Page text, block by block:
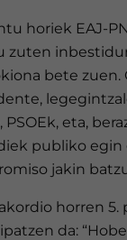
horiek EAJ-
zuten
bete zuen.
PSOEk, eta,
publiko
jakin
akordio horren
da: